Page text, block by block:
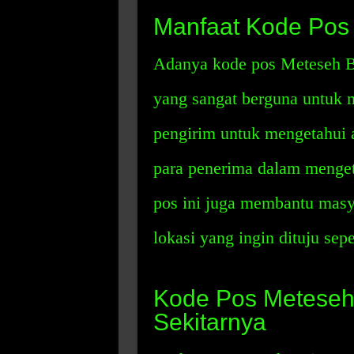
Manfaat Kode
Adanya kode pos Meteseh
yang sangat berguna untuk
pengirim untuk mengetahui
para penerima dalam
pos ini juga membantu
lokasi yang ingin dituju
Kode Pos
Sekitarnya